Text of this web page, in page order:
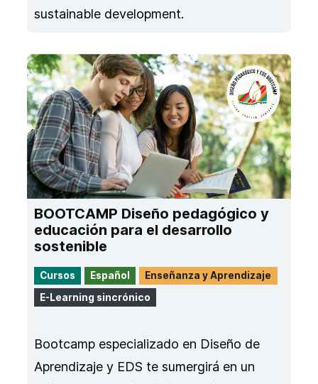
sustainable development.
BOOTCAMP Diseño pedagógico y
educación para el desarrollo
sostenible
Cursos Español
Enseñanza y Aprendizaje
E-Learning sincrónico
Bootcamp especializado en Diseño de
Aprendizaje y EDS te sumergirá en un